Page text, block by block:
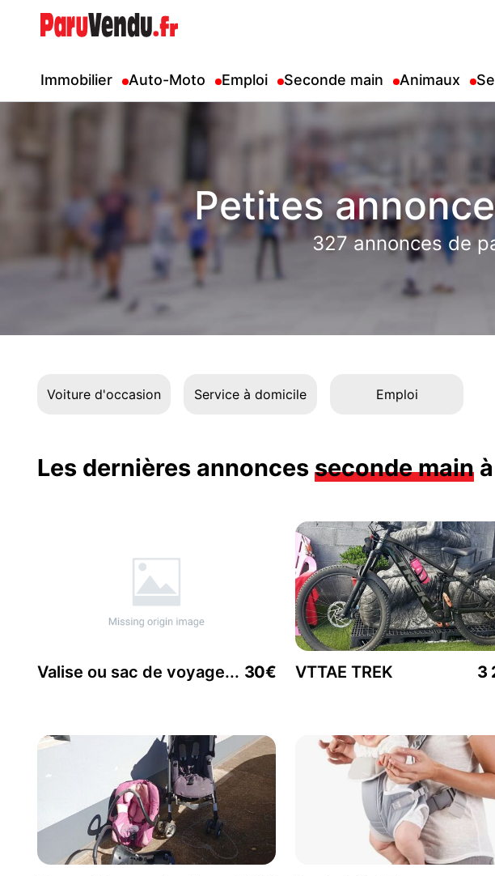
Immobilier Auto-Moto Emploi Seconde main Animaux
Petites
327 annonces de
Voiture d'occasion Service à domicile Emploi
Les dernières annonces seconde main
Valise ou sac de voyage... 30€ VTTAE TREK 3